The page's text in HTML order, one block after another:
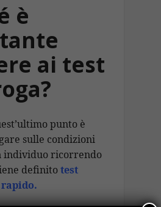
è
ai test
punto è
sulle condizioni
individuo ricorrendo
definitotest
.